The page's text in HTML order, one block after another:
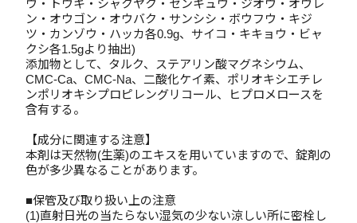
ウ・トウキ・シャクヤク・センキュウ・ジオウ・オウレ
ン・オウゴン・オウバク・サンシシ・ボウフウ・キジ
ツ・カンゾウ・ハッカ各0.9g、サイコ・キキョウ・ビャ
クシ各1.5gより抽出)
添加物として、タルク、ステアリン酸マグネシウム、
CMC-Ca、CMC-Na、二酸化ケイ素、ポリオキシエチレ
ンポリオキシプロピレングリコール、ヒプロメロースを
含有する。
【成分に関連する注意】
本剤は天然物(生薬)のエキスを用いていますので、錠剤の
色が多少異なることがあります。
■保管及び取り扱い上の注意
(1)直射日光の当たらない湿気の少ない涼しい所に密栓し